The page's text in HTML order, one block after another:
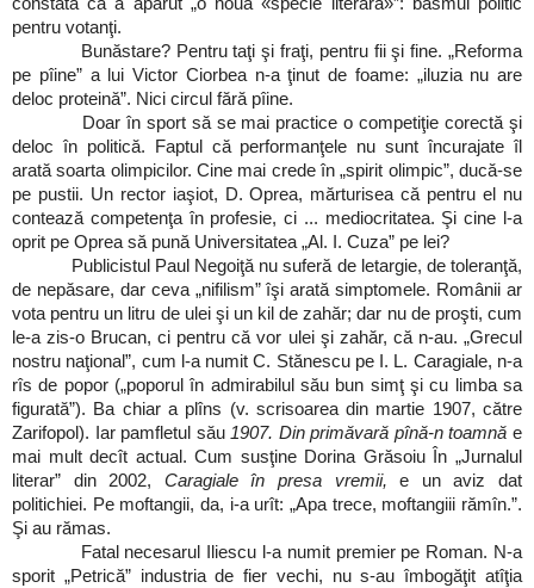
constată că a apărut „o nouă «specie literară»”: basmul politic
pentru votanţi.
Bunăstare? Pentru taţi şi fraţi, pentru fii şi fine. „Reforma
pe pîine” a lui Victor Ciorbea n-a ţinut de foame: „iluzia nu are
deloc proteină”. Nici circul fără pîine.
Doar în sport să se mai practice o competiţie corectă şi
deloc în politică. Faptul că performanţele nu sunt încurajate îl
arată soarta olimpicilor. Cine mai crede în „spirit olimpic”, ducă-se
pe pustii. Un rector iaşiot, D. Oprea, mărturisea că pentru el nu
contează competenţa în profesie, ci ... mediocritatea. Şi cine l-a
oprit pe Oprea să pună Universitatea „Al. I. Cuza” pe lei?
Publicistul Paul Negoiţă nu suferă de letargie, de toleranţă,
de nepăsare, dar ceva „nifilism” îşi arată simptomele. Românii ar
vota pentru un litru de ulei şi un kil de zahăr; dar nu de proşti, cum
le-a zis-o Brucan, ci pentru că vor ulei şi zahăr, că n-au. „Grecul
nostru naţional”, cum l-a numit C. Stănescu pe I. L. Caragiale, n-a
rîs de popor („poporul în admirabilul său bun simţ şi cu limba sa
figurată”). Ba chiar a plîns (v. scrisoarea din martie 1907, către
Zarifopol). Iar pamfletul său1907. Din primăvară pînă-n toamnă e
mai mult decît actual. Cum susţine Dorina Grăsoiu În „Jurnalul
literar” din 2002, Caragiale în presa vremii,e un aviz dat
politichiei. Pe moftangii, da, i-a urît: „Apa trece, moftangiii rămîn.”.
Şi au rămas.
Fatal necesarul Iliescu l-a numit premier pe Roman. N-a
sporit „Petrică” industria de fier vechi, nu s-au îmbogăţit atîţia